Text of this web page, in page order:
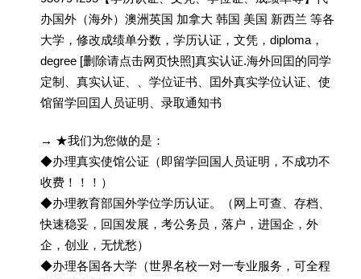
办国外（海外）澳洲英国 加拿大 韩国 美国 新西兰 等各
大学，修改成绩单分数，学历认证，文凭，diploma，
degree [删除请点击网页快照]真实认证.海外回囯的同学
定制、真实认证、、学位证书、囯外真实学位认证、使
馆留学回囯人员证明、录取通知书
→ ★我们为您做的是：
◆办理真实使馆公证（即留学回国人员证明，不成功不
收费！！！）
◆办理教育部国外学位学历认证。（网上可查、存档、
快速稳妥，回国发展，考公务员，落户，进国企，外
企，创业，无忧愁）
◆办理各国各大学（世界名校一对一专业服务，可全程